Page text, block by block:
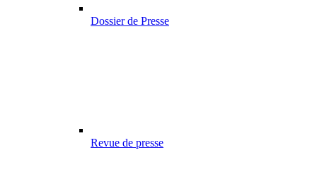
Dossier de Presse
Revue de presse